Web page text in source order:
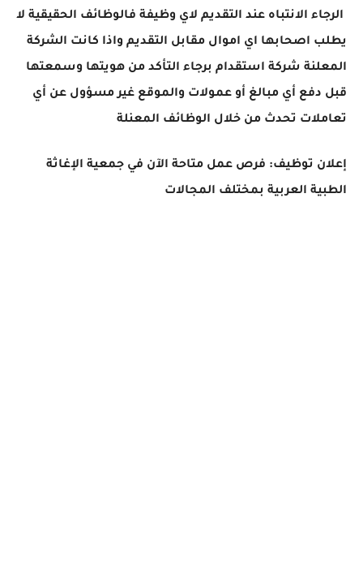
الرجاء الانتباه عند التقديم لاي وظيفة فالوظائف الحقيقية لا
يطلب اصحابها اي اموال مقابل التقديم واذا كانت الشركة
المعلنة شركة استقدام برجاء التأكد من هويتها وسمعتها
قبل دفع أي مبالغ أو عمولات والموقع غير مسؤول عن أي
تعاملات تحدث من خلال الوظائف المعنلة
إعلان توظيف: فرص عمل متاحة الآن في جمعية الإغاثة
الطبية العربية بمختلف المجالات